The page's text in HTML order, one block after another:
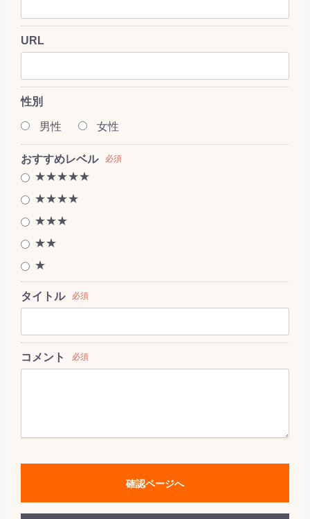
URL
性別
男性 女性
おすすめレベル 必須
★★★★★
★★★★
★★★
★★
★
タイトル 必須
コメント 必須
確認ページへ